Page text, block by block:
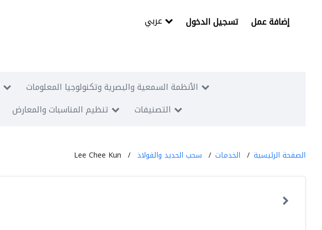
تسجيل الدخول إضافة عمل
الأنظمة السمعية والبصرية وتكنولوجيا المعلومات
تنظيم المناسبات والمعارض التصنيفات
الصفحة الرئيسية الخدمات سحب الحديد والفولاذ Lee Chee Kun